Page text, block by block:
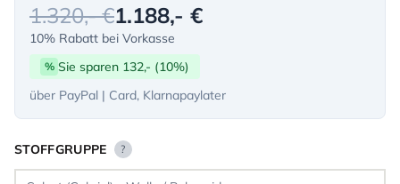
1.320,- €1.188,- €
10% Rabatt bei Vorkasse
% Sie sparen 132,- (10%)
über PayPal | Card, Klarnapaylater
STOFFGRUPPE ?